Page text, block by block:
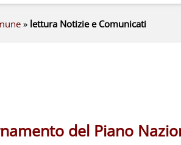
» lettura Notizie e Comunicati
del Piano